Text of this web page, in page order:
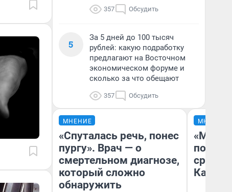
357 Обсудить
5
За 5 дней до 100 тысяч
рублей: какую подработку
предлагают на Восточном
экономическом форуме и
сколько за что обещают
357 Обсудить
МНЕНИЕ
«Спуталась речь, понес
пургу». Врач — о
смертельном диагнозе,
который сложно
обнаружить
МНЕНИЕ